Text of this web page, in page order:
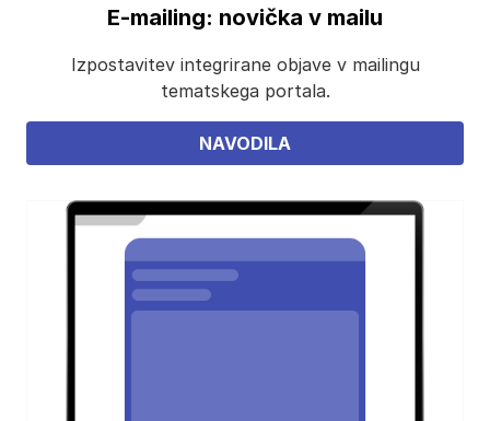
E-mailing: novička v mailu
Izpostavitev integrirane objave v mailingu
tematskega portala.
NAVODILA